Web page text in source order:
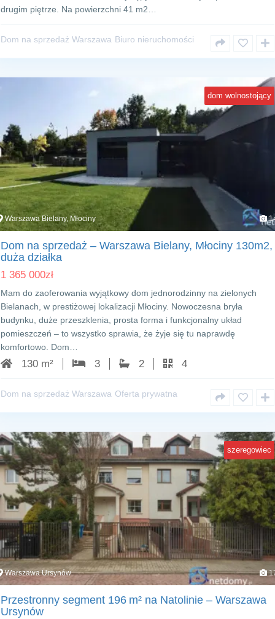
drugim piętrze. Na powierzchni 41 m2…
Dom na sprzedaż Warszawa Biuro nieruchomości
dom wolnostojący
Warszawa Bielany, Młociny
Dom na sprzedaż – Warszawa Bielany, Młociny 130m2,
duża działka
1 365 000zł
Mam do zaoferowania wyjątkowy dom jednorodzinny na zielonych
Bielanach, w prestiżowej lokalizacji Młociny. Nowoczesna bryła
budynku, duże przeszklenia, prosta forma i funkcjonalny układ
pomieszczeń – to wszystko sprawia, że żyje się tu naprawdę
komfortowo. Dom…
130 m² 3 2 4
Dom na sprzedaż Warszawa Oferta prywatna
szeregowiec
Warszawa Ursynów
Przestronny segment 196 m² na Natolinie – Warszawa
Ursynów